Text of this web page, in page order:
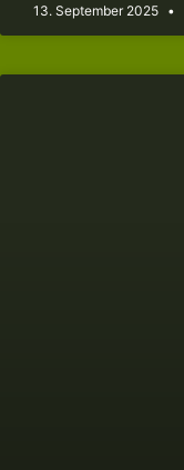
13. September 2025